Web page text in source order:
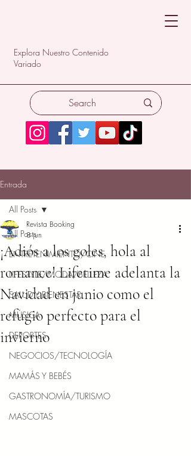
Explora Nuestro Contenido
Variado
Entrada
All Posts
ENTRETENIMIENTO/CINE
LIFESTYLE/MODA/BELLEZA
SALUD Y BIENESTAR
MÚSICA
DEPORTES
NEGOCIOS/TECNOLOGÍA
MAMÁS Y BEBÉS
GASTRONOMÍA/TURISMO
MASCOTAS
All Posts
¡Adiós a los goles, hola al
romance! Lifetime adelanta la
Navidad en junio como el
refugio perfecto para el
invierno
Revista Booking
8 jun